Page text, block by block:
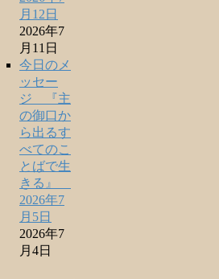
月12日
2026年7
月11日
今日のメ
ッセー
ジ 『主
の御口か
ら出るす
べてのこ
とばで生
きる』
2026年7
月5日
2026年7
月4日